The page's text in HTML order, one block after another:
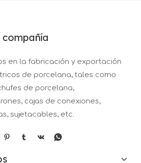
en la fabricación y exportación
de porcelana, tales como
de porcelana,
cajas de conexiones,
sujetacables, etc.